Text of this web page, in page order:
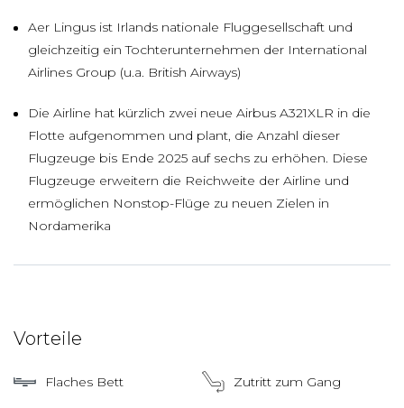
Aer Lingus ist Irlands nationale Fluggesellschaft und
gleichzeitig ein Tochterunternehmen der International
Airlines Group (u.a. British Airways)
Die Airline hat kürzlich zwei neue Airbus A321XLR in die
Flotte aufgenommen und plant, die Anzahl dieser
Flugzeuge bis Ende 2025 auf sechs zu erhöhen. Diese
Flugzeuge erweitern die Reichweite der Airline und
ermöglichen Nonstop-Flüge zu neuen Zielen in
Nordamerika
Vorteile
Flaches Bett Zutritt zum Gang